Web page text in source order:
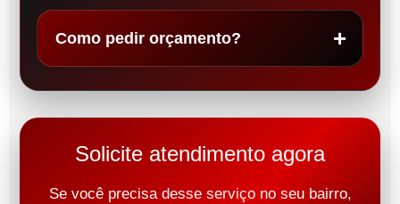
Como pedir orçamento?
Solicite atendimento agora
Se você precisa desse serviço no seu bairro,